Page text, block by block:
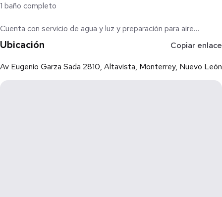
1 baño completo
Cuenta con servicio de agua y luz y preparación para aire
acondicionado
Ubicación Copiar enlace
Av Eugenio Garza Sada 2810, Altavista, Monterrey, Nuevo León